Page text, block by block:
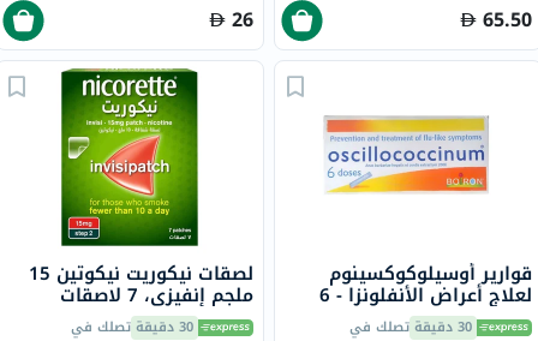
65.50
26
قوارير أوسيلوكوكسينوم
لعلاج أعراض الأنفلونزا - 6
قوارير 30 دقيقة تصلك في
لصقات نيكوريت نيكوتين 15
ملجم إنفيزي، 7 لاصقات
30 دقيقة تصلك في